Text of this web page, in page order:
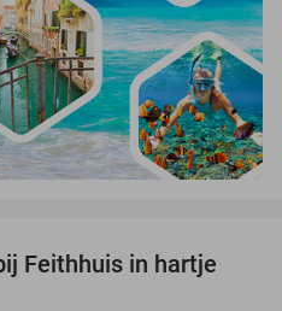
38%
Feithhuis in hartje